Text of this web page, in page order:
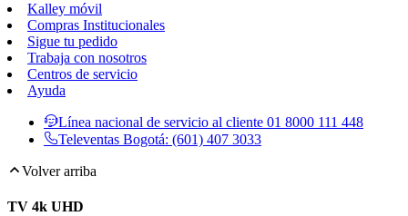
Kalley móvil
Compras Institucionales
Sigue tu pedido
Trabaja con nosotros
Centros de servicio
Ayuda
Línea nacional de servicio al cliente 01 8000 111 448
Televentas Bogotá: (601) 407 3033
Volver arriba
TV 4k UHD